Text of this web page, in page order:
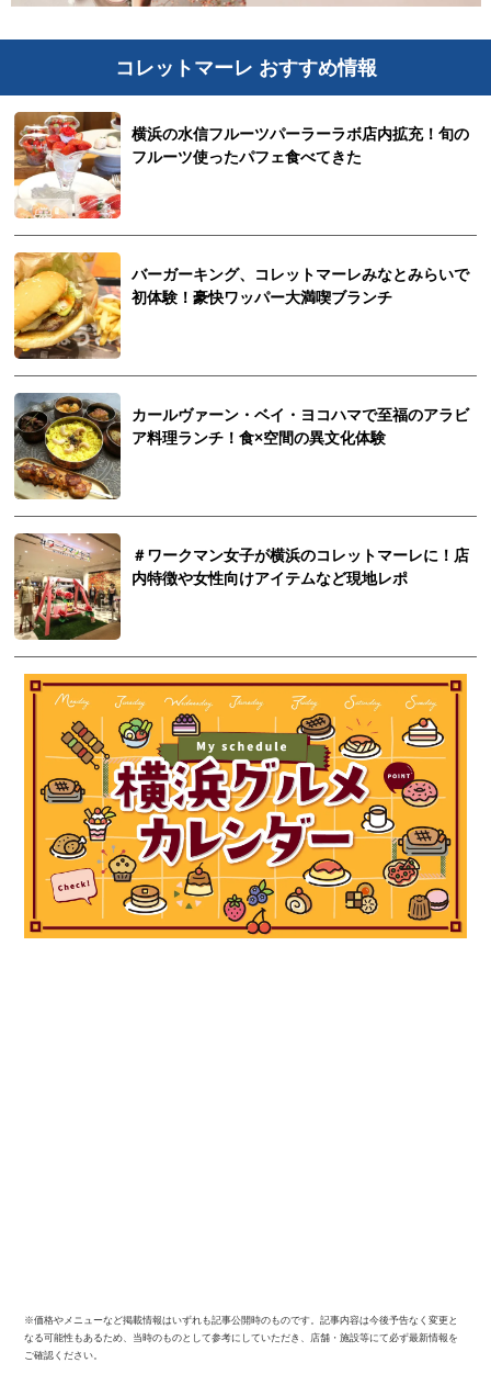
コレットマーレ おすすめ情報
横浜の水信フルーツパーラーラボ店内拡充！旬の
フルーツ使ったパフェ食べてきた
バーガーキング、コレットマーレみなとみらいで
初体験！豪快ワッパー大満喫ブランチ
カールヴァーン・ベイ・ヨコハマで至福のアラビ
ア料理ランチ！食×空間の異文化体験
＃ワークマン女子が横浜のコレットマーレに！店
内特徴や女性向けアイテムなど現地レポ
※価格やメニューなど掲載情報はいずれも記事公開時のものです。記事内容は今後予告なく変更と
なる可能性もあるため、当時のものとして参考にしていただき、店舗・施設等にて必ず最新情報を
ご確認ください。